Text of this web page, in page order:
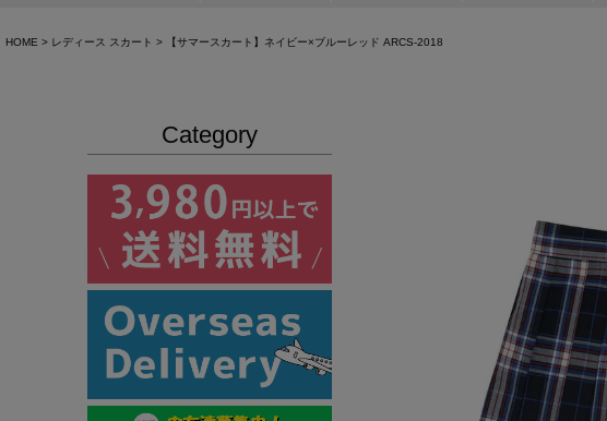
HOME レディース スカート 【サマースカート】ネイビー×ブルーレッド ARCS-2018
Category